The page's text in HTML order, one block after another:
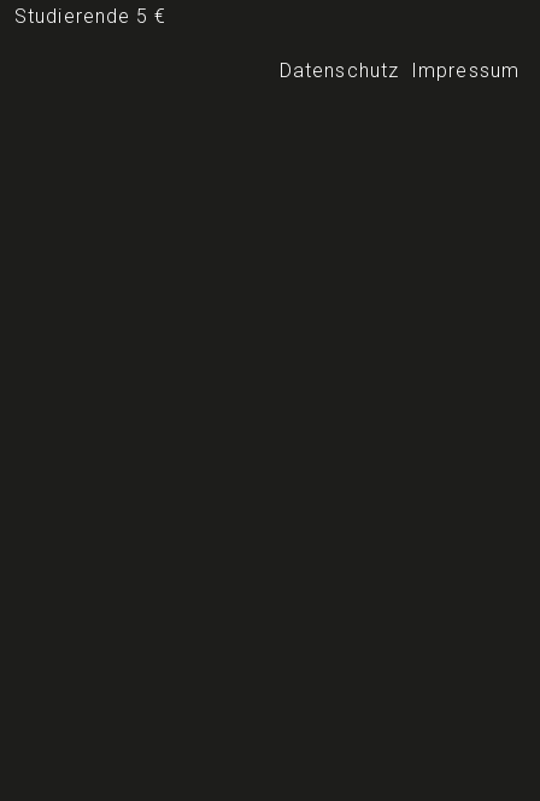
Studierende 5 €
Datenschutz Impressum